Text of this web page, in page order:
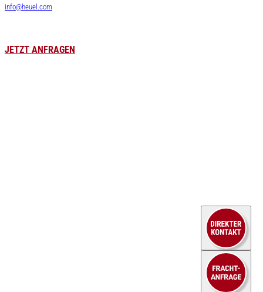
info@heuel.com
JETZT ANFRAGEN